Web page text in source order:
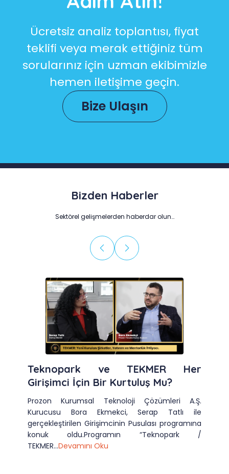
Ücretsiz analiz toplantısı, fiyat
teklifi veya merak ettiğiniz tüm
sorularınız için uzman ekibimizle
hemen iletişime geçin.
Bize Ulaşın
Bizden Haberler
Sektörel gelişmelerden haberdar olun…
Teknopark ve TEKMER Her
Girişimci İçin Bir Kurtuluş Mu?
Prozon Kurumsal Teknoloji Çözümleri A.Ş.
Kurucusu Bora Ekmekci, Serap Tatlı ile
gerçekleştirilen Girişimcinin Pusulası programına
konuk oldu.Programın “Teknopark /
TEKMER...Devamını Oku